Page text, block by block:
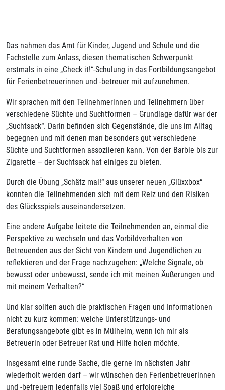
Das nahmen das Amt für Kinder, Jugend und Schule und die
Fachstelle zum Anlass, diesen thematischen Schwerpunkt
erstmals in eine „Check it!“-Schulung in das Fortbildungsangebot
für Ferienbetreuerinnen und -betreuer mit aufzunehmen.
Wir sprachen mit den Teilnehmerinnen und Teilnehmern über
verschiedene Süchte und Suchtformen – Grundlage dafür war der
„Suchtsack“. Darin befinden sich Gegenstände, die uns im Alltag
begegnen und mit denen man besonders gut verschiedene
Süchte und Suchtformen assoziieren kann. Von der Barbie bis zur
Zigarette – der Suchtsack hat einiges zu bieten.
Durch die Übung „Schätz mal!“ aus unserer neuen „Glüxxbox“
konnten die Teilnehmenden sich mit dem Reiz und den Risiken
des Glücksspiels auseinandersetzen.
Eine andere Aufgabe leitete die Teilnehmenden an, einmal die
Perspektive zu wechseln und das Vorbildverhalten von
Betreuenden aus der Sicht von Kindern und Jugendlichen zu
reflektieren und der Frage nachzugehen: „Welche Signale, ob
bewusst oder unbewusst, sende ich mit meinen Äußerungen und
mit meinem Verhalten?“
Und klar sollten auch die praktischen Fragen und Informationen
nicht zu kurz kommen: welche Unterstützungs- und
Beratungsangebote gibt es in Mülheim, wenn ich mir als
Betreuerin oder Betreuer Rat und Hilfe holen möchte.
Insgesamt eine runde Sache, die gerne im nächsten Jahr
wiederholt werden darf – wir wünschen den Ferienbetreuerinnen
und -betreuern jedenfalls viel Spaß und erfolgreiche